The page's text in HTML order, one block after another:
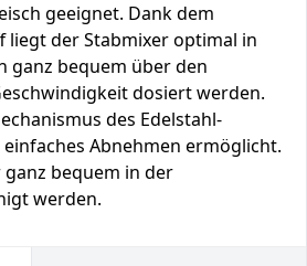
geeignet. Dank dem
liegt der Stabmixer optimal in
ganz bequem über den
dosiert werden.
des Edelstahl-
Abnehmen ermöglicht.
bequem in der
werden.